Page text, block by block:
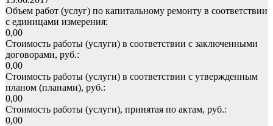
Объем работ (услуг) по капитальному ремонту в соответствии
с единицами измерения:
0,00
Стоимость работы (услуги) в соответствии с заключенными
договорами, руб.:
0,00
Стоимость работы (услуги) в соответствии с утвержденным
планом (планами), руб.:
0,00
Стоимость работы (услуги), принятая по актам, руб.:
0,00